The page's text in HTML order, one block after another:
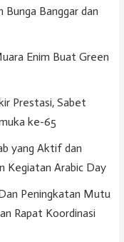
Bunga Banggar dan
Enim Buat Green
Prestasi, Sabet
ke-65
yang Aktif dan
Kegiatan Arabic Day
Peningkatan Mutu
Rapat Koordinasi